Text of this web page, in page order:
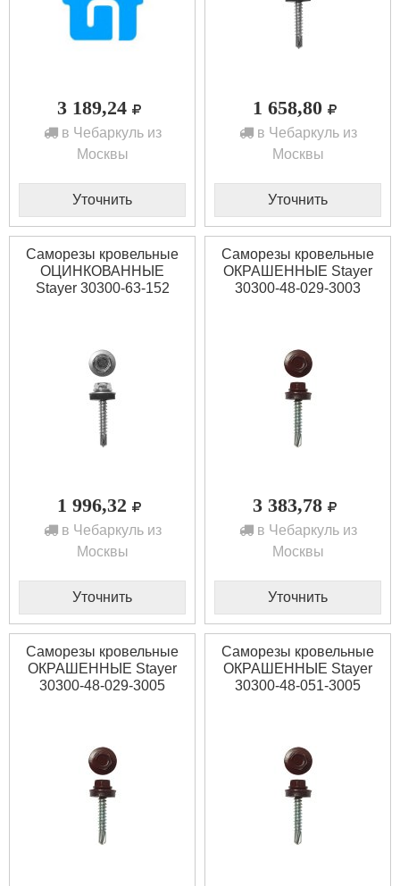
3 189,24
в Чебаркуль из
Москвы
Уточнить
1 658,80
в Чебаркуль из
Москвы
Уточнить
Саморезы кровельные
ОЦИНКОВАННЫЕ
Stayer 30300-63-152
1 996,32
в Чебаркуль из
Москвы
Уточнить
Саморезы кровельные
ОКРАШЕННЫЕ Stayer
30300-48-029-3003
3 383,78
в Чебаркуль из
Москвы
Уточнить
Саморезы кровельные
ОКРАШЕННЫЕ Stayer
30300-48-029-3005
Саморезы кровельные
ОКРАШЕННЫЕ Stayer
30300-48-051-3005